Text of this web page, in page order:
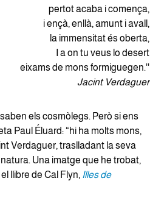
pertot acaba i comença,
i ençà, enllà, amunt i avall,
la immensitat és oberta,
I a on tu veus lo desert
eixams de mons formiguegen.''
Jacint Verdaguer
els cosmòlegs. Però si ens
Paul Éluard: “hi ha molts mons,
Verdaguer, traslladant la seva
Una imatge que he trobat,
llibre de Cal Flyn, Illes de